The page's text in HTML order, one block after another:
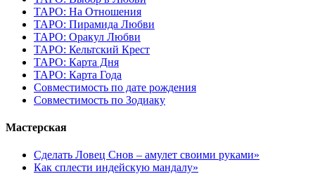
ТАРО: На Отношения
ТАРО: Пирамида Любви
ТАРО: Оракул Любви
ТАРО: Кельтский Крест
ТАРО: Карта Дня
ТАРО: Карта Года
Cовместимость по дате рождения
Cовместимость по Зодиаку
Мастерская
Сделать Ловец Снов – амулет своими руками»
Как сплести индейскую мандалу»